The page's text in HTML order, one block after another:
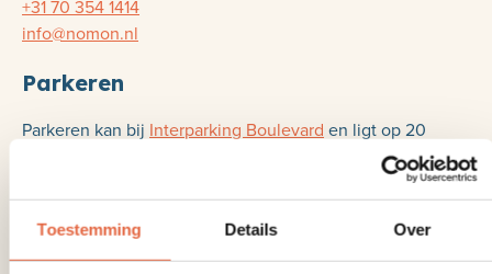
Toestemming Details Over
+31 70 354 1414
info@nomon.nl
Parkeren
Parkeren kan bij Interparking Boulevard en ligt op 20
meter afstand van Nomon. Reserveer vooraf en bespaar